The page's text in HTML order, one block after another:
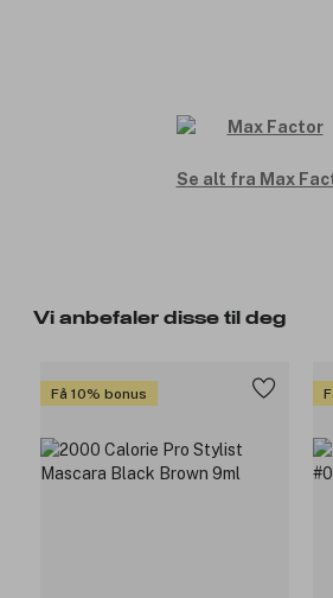
Se alt fra Max
Vi anbefaler disse til deg
Få 10% bonus